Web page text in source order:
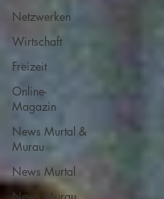
Netzwerken
Wirtschaft
Freizeit
Online-
Magazin
News Murtal &
Murau
News Murtal